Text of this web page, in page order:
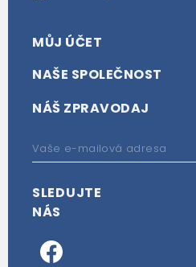
MŮJ ÚČET
NAŠE SPOLEČNOST
NÁŠ ZPRAVODAJ
SLEDUJTE
NÁS